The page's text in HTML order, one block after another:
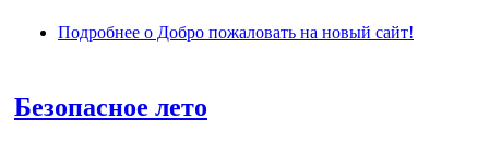
Подробнее о Добро пожаловать на новый сайт!
Безопасное лето